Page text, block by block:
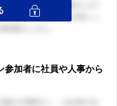
参加者に社員や人事から